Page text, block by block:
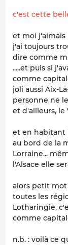
c'est cette
et moi
j'ai toujours
dire comme
.....et puis si
comme
joli aussi Aix-
personne ne
et d'ailleurs, le
et en habitant
au bord de la
Lorraine...
l'Alsace elle
alors petit mot
toutes les
Lotharingie,
comme
n.b. : voilà ce